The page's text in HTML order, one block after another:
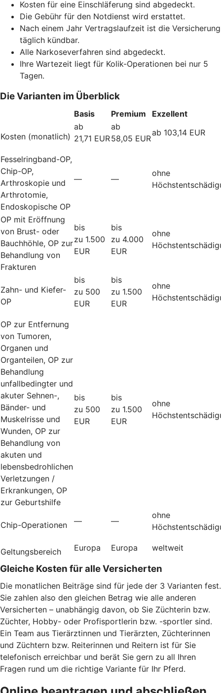
Kosten für eine Einschläferung sind abgedeckt.
Die Gebühr für den Notdienst wird erstattet.
Nach einem Jahr Vertragslaufzeit ist die Versicherung
täglich kündbar.
Alle Narkoseverfahren sind abgedeckt.
Ihre Wartezeit liegt für Kolik-Operationen bei nur 5
Tagen.
Die Varianten im Überblick
Basis Premium Exzellent
Kosten (monatlich)
ab
21,71 EUR
ab
58,05 EUR
ab 103,14 EUR
Fesselringband-OP,
Chip-OP,
Arthroskopie und
Arthrotomie,
Endoskopische OP
— —
ohne
OP mit Eröffnung
von Brust- oder
Bauchhöhle, OP zur
Behandlung von
Frakturen
bis
zu 1.500
EUR
bis
zu 4.000
EUR
ohne
Zahn- und Kiefer-
OP
bis
zu 500
EUR
bis
zu 1.500
EUR
ohne
OP zur Entfernung
von Tumoren,
Organen und
Organteilen, OP zur
Behandlung
unfallbedingter und
akuter Sehnen-,
Bänder- und
Muskelrisse und
Wunden, OP zur
Behandlung von
akuten und
lebensbedrohlichen
Verletzungen /
Erkrankungen, OP
zur Geburtshilfe
bis
zu 500
EUR
bis
zu 1.500
EUR
ohne
Chip-Operationen — —
ohne
Geltungsbereich Europa Europa weltweit
Gleiche Kosten für alle Versicherten
Die monatlichen Beiträge sind für jede der 3 Varianten fest.
Sie zahlen also den gleichen Betrag wie alle anderen
Versicherten – unabhängig davon, ob Sie Züchterin bzw.
Züchter, Hobby- oder Profisportlerin bzw. -sportler sind.
Ein Team aus Tierärztinnen und Tierärzten, Züchterinnen
und Züchtern bzw. Reiterinnen und Reitern ist für Sie
telefonisch erreichbar und berät Sie gern zu all Ihren
Fragen rund um die richtige Variante für Ihr Pferd.